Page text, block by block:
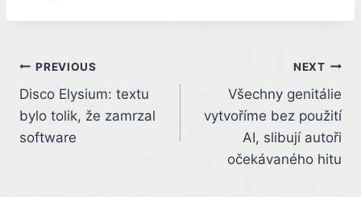
Post
navigation
PREVIOUS
Disco Elysium: textu
bylo tolik, že zamrzal
software
NEXT
Všechny genitálie
vytvoříme bez použití
AI, slibují autoři
očekávaného hitu